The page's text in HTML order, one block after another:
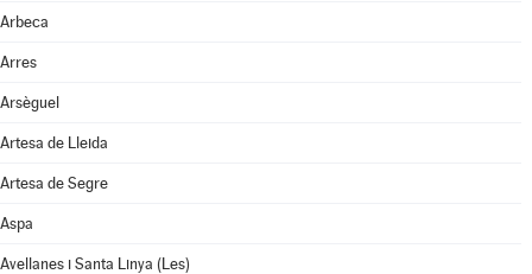
Arbeca
Arres
Arsèguel
Artesa de Lleida
Artesa de Segre
Aspa
Avellanes i Santa Linya (Les)